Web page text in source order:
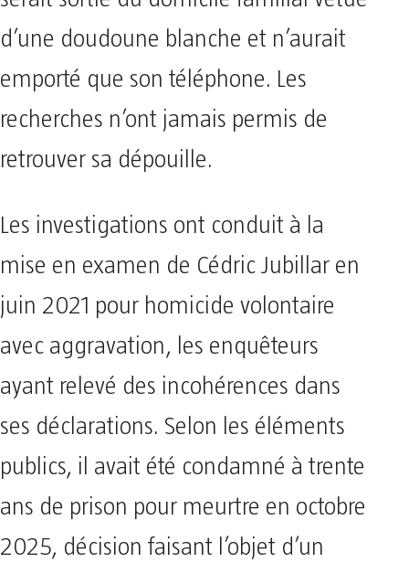
d’une doudoune blanche et n’aurait
emporté que son téléphone. Les
recherches n’ont jamais permis de
retrouver sa dépouille.
Les investigations ont conduit à la
mise en examen de Cédric Jubillar en
juin 2021 pour homicide volontaire
avec aggravation, les enquêteurs
ayant relevé des incohérences dans
ses déclarations. Selon les éléments
publics, il avait été condamné à trente
ans de prison pour meurtre en octobre
2025, décision faisant l’objet d’un